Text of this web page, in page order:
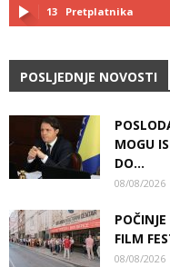
13 Pretplatnika
POSLJEDNJE NOVOSTI
MOGU
DO...
08/08/2026
FILM
08/08/2026